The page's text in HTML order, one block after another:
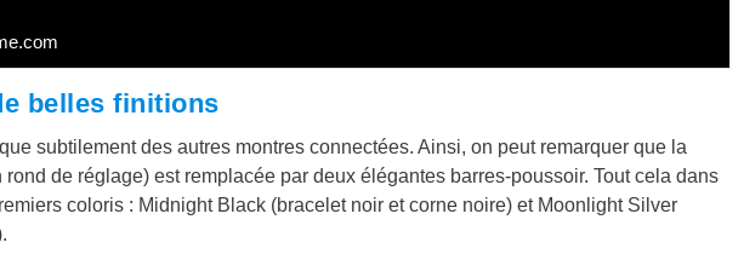
belles finitions
subtilement des autres montres connectées. Ainsi, on peut remarquer que la
de réglage) est remplacée par deux élégantes barres-poussoir. Tout cela dans
coloris : Midnight Black (bracelet noir et corne noire) et Moonlight Silver